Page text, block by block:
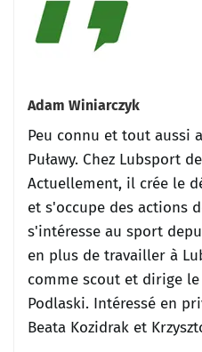
Adam Winiarczyk
Peu connu et tout aussi
Puławy. Chez Lubsport
Actuellement, il crée le
et s'occupe des actions
s'intéresse au sport
en plus de travailler à
comme scout et dirige
Podlaski. Intéressé en
Beata Kozidrak et